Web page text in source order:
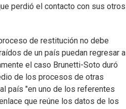
perdió el contacto con sus otros
de restitución no debe
de un país puedan regresar a
el caso Brunetti-Soto duró
de los procesos de otras
país "en uno de los referentes
que reúne los datos de los